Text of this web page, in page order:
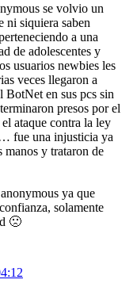
se volvio un
ni siquiera saben
a una
de adolescentes y
usuarios newbies les
veces llegaron a
BotNet en sus pcs sin
presos por el
ataque contra la ley
fue una injusticia ya
manos y trataron de
ya que
solamente
🙁